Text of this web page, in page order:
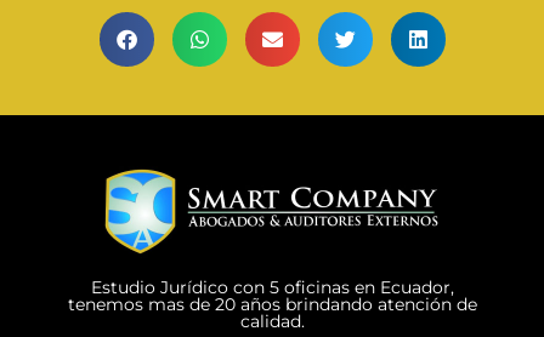
Estudio Jurídico con 5 oficinas en Ecuador,
tenemos mas de 20 años brindando atención de
calidad.